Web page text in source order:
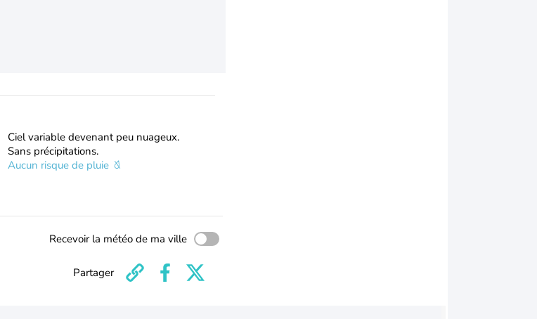
Ciel variable devenant peu nuageux.
Sans précipitations.
Aucun risque de pluie
Recevoir la météo de ma ville
Partager